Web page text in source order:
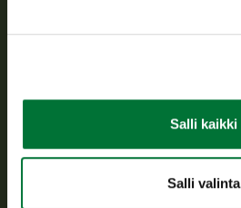
Salli kaikki
Salli valinta